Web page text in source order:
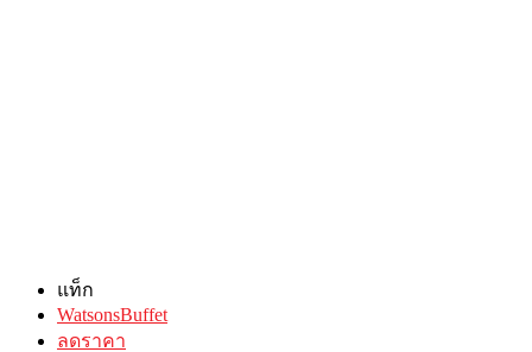
แท็ก
WatsonsBuffet
ลดราคา